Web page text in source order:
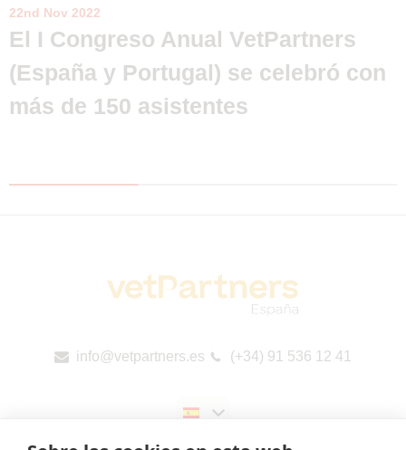
22nd Nov 2022
El I Congreso Anual VetPartners
(España y Portugal) se celebró con
más de 150 asistentes
info@vetpartners.es (+34) 91 536 12 41